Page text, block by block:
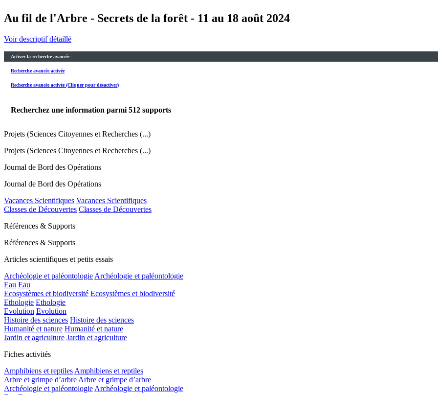
Au fil de l'Arbre - Secrets de la forêt - 11 au 18 août 2024
Voir descriptif détaillé
Activer la recherche avancée
Recherche avancée activée
Recherche avancée activée (Cliquer pour désactiver)
Recherchez une information parmi 512 supports
Projets (Sciences Citoyennes et Recherches (...)
Projets (Sciences Citoyennes et Recherches (...)
Journal de Bord des Opérations
Journal de Bord des Opérations
Vacances Scientifiques Vacances Scientifiques
Classes de Découvertes Classes de Découvertes
Références & Supports
Références & Supports
Articles scientifiques et petits essais
Archéologie et paléontologie Archéologie et paléontologie
Eau Eau
Ecosystèmes et biodiversité Ecosystèmes et biodiversité
Ethologie Ethologie
Evolution Evolution
Histoire des sciences Histoire des sciences
Humanité et nature Humanité et nature
Jardin et agriculture Jardin et agriculture
Fiches activités
Amphibiens et reptiles Amphibiens et reptiles
Arbre et grimpe d’arbre Arbre et grimpe d’arbre
Archéologie et paléontologie Archéologie et paléontologie